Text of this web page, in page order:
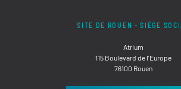
SITE DE ROUEN - SIÈGE
Atrium
115 Boulevard de l'Europe
76100 Rouen